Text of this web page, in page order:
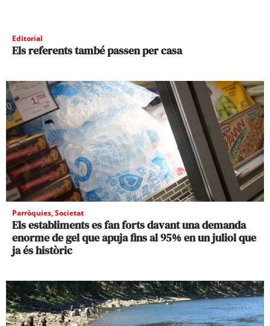
Editorial
Els referents també passen per casa
Parròquies,Societat
Els establiments es fan forts davant una demanda
enorme de gel que apuja fins al 95% en un juliol que
ja és històric